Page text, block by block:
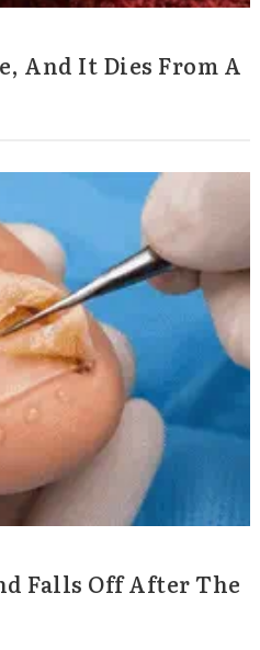
And It Dies From A
Falls Off After The